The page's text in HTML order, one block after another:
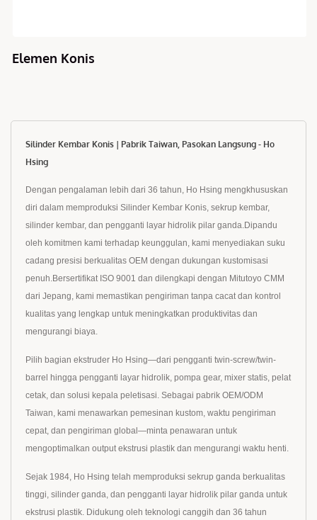
Elemen Konis
Silinder Kembar Konis | Pabrik Taiwan, Pasokan Langsung - Ho
Hsing
Dengan pengalaman lebih dari 36 tahun, Ho Hsing mengkhususkan
diri dalam memproduksi Silinder Kembar Konis, sekrup kembar,
silinder kembar, dan pengganti layar hidrolik pilar ganda.Dipandu
oleh komitmen kami terhadap keunggulan, kami menyediakan suku
cadang presisi berkualitas OEM dengan dukungan kustomisasi
penuh.Bersertifikat ISO 9001 dan dilengkapi dengan Mitutoyo CMM
dari Jepang, kami memastikan pengiriman tanpa cacat dan kontrol
kualitas yang lengkap untuk meningkatkan produktivitas dan
mengurangi biaya.
Pilih bagian ekstruder Ho Hsing—dari pengganti twin-screw/twin-
barrel hingga pengganti layar hidrolik, pompa gear, mixer statis, pelat
cetak, dan solusi kepala peletisasi. Sebagai pabrik OEM/ODM
Taiwan, kami menawarkan pemesinan kustom, waktu pengiriman
cepat, dan pengiriman global—minta penawaran untuk
mengoptimalkan output ekstrusi plastik dan mengurangi waktu henti.
Sejak 1984, Ho Hsing telah memproduksi sekrup ganda berkualitas
tinggi, silinder ganda, dan pengganti layar hidrolik pilar ganda untuk
ekstrusi plastik. Didukung oleh teknologi canggih dan 36 tahun